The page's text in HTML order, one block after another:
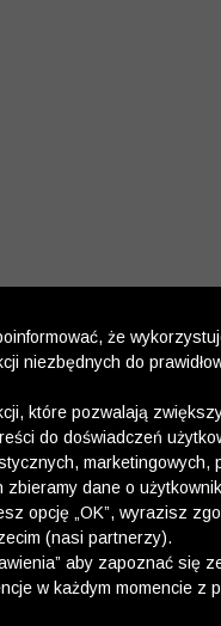
że
niezbędnych do
które pozwalają
do doświadczeń
marketingowych,
zbieramy dane o
opcję „OK”, wyrazisz
(nasi partnerzy).
aby zapoznać się
w każdym momencie z